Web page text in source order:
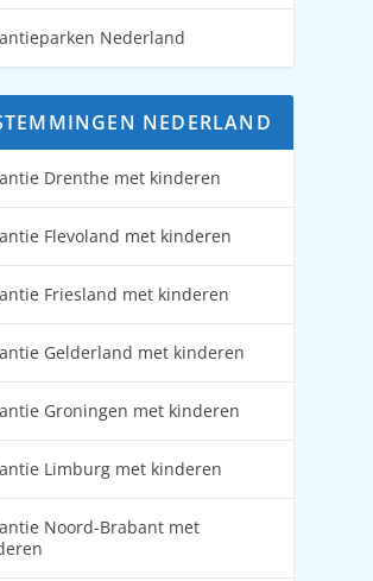
Nederland
NEDERLAND
Drenthe met kinderen
Flevoland met kinderen
Friesland met kinderen
Gelderland met kinderen
Groningen met kinderen
Limburg met kinderen
Noord-Brabant met